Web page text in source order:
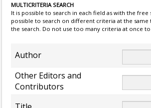
MULTICRITERIA SEARCH
It is possible to search in each field as with the free
possible to search on different criteria at the
the search. Do not use too many criteria at once to
Author
Other Editors and
Contributors